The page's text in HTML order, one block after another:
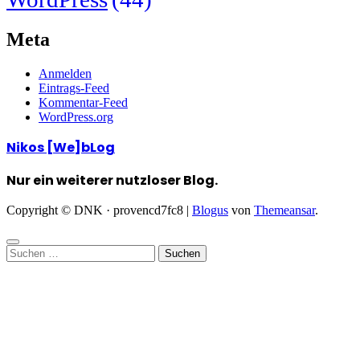
Meta
Anmelden
Eintrags-Feed
Kommentar-Feed
WordPress.org
Nikos [We]bLog
Nur ein weiterer nutzloser Blog.
Copyright © DNK · provencd7fc8 | Blogus von Themeansar.
Suchen
nach: